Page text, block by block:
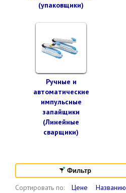
(упаковщики)
Ручные и
автоматические
импульсные
запайщики
(Линейные
сварщики)
Фильтр
Сортировать по: Цене Названию